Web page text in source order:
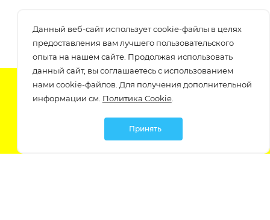
Подпишитесь на нашу рассылку
узнавайте о скидках и акциях самые первые!
Данный веб-сайт использует cookie-файлы в целях
предоставления вам лучшего пользовательского
опыта на нашем сайте. Продолжая использовать
данный сайт, вы соглашаетесь с использованием
нами cookie-файлов. Для получения дополнительной
информации см. Политика Cookie.
Принять